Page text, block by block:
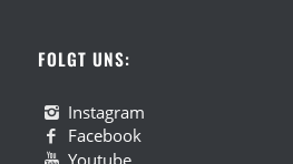
FOLGT UNS:
Instagram
Facebook